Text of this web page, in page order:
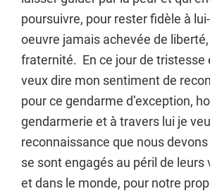
poursuivre, pour rester fidèle à
oeuvre jamais achevée de liberté,
fraternité. En ce jour de tristesse
veux dire mon sentiment de
pour ce gendarme d’exception,
gendarmerie et à travers lui je
reconnaissance que nous
se sont engagés au péril de leurs
et dans le monde, pour notre